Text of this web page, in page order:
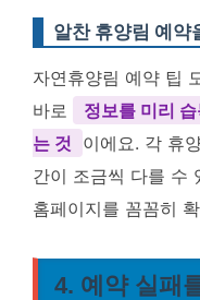
알찬 휴양림 예약
자연휴양림 예약 팁
바로
정보를 미리
는 것 이에요. 각 휴
간이 조금씩 다를 수
홈페이지를 꼼꼼히
4. 예약 실패